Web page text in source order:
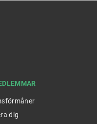
dig